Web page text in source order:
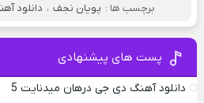
برچسب ها : پویان نجف ، دانلود
پست های پیشنهادی
دانلود آهنگ دی جی درهان میدنایت 5